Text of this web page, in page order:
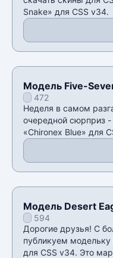
Snake» для CSS v34.
Модель Five-
v3472
Неделя в самом
очередной сюрприз -
«Chironex Blue» для
Модель Desert
CSS v34
594
Дорогие друзья! С
публикуем модельку
для CSS v34. Это